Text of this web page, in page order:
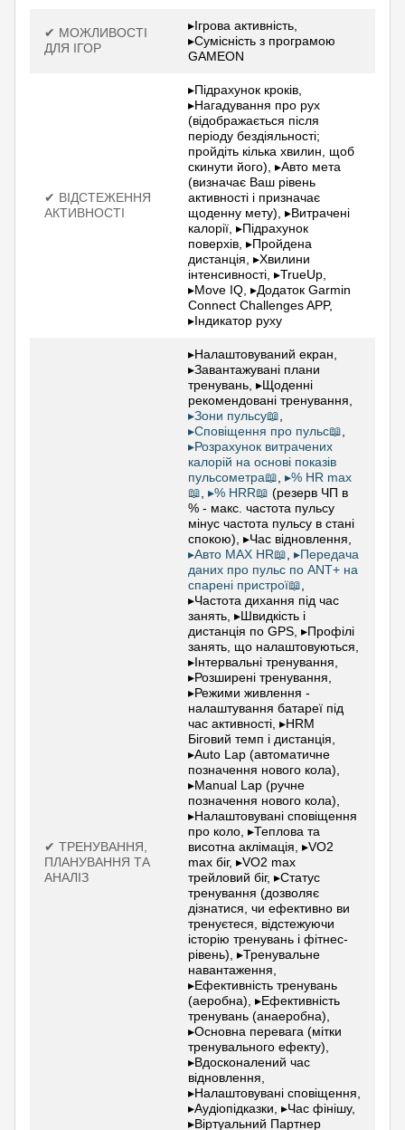
✔ МОЖЛИВОСТІ
ДЛЯ ІГОР
▸Ігрова активність,
▸Сумісність з програмою
GAMEON
✔ ВІДСТЕЖЕННЯ
АКТИВНОСТІ
▸Підрахунок кроків,
▸Нагадування про рух
(відображається після
періоду бездіяльності;
пройдіть кілька хвилин, щоб
скинути його), ▸Авто мета
(визначає Ваш рівень
активності і призначає
щоденну мету), ▸Витрачені
калорії, ▸Підрахунок
поверхів, ▸Пройдена
дистанція, ▸Хвилини
інтенсивності, ▸TrueUp,
▸Move IQ, ▸Додаток Garmin
Connect Challenges APP,
▸Індикатор руху
✔ ТРЕНУВАННЯ,
ПЛАНУВАННЯ ТА
АНАЛІЗ
▸Налаштовуваний екран,
▸Завантажувані плани
тренувань, ▸Щоденні
рекомендовані тренування,
▸Зони пульсу📖
▸Сповіщення про пульс📖
▸Розрахунок витрачених
калорій на основі показів
пульсометра📖 ▸% HR max
📖 ▸% HRR📖 (резерв ЧП в
% - макс. частота пульсу
мінус частота пульсу в стані
спокою), ▸Час відновлення,
▸Авто MAX HR📖 ▸Передача
даних про пульс по ANT+ на
спарені пристрої📖
▸Частота дихання під час
занять, ▸Швидкість і
дистанція по GPS, ▸Профілі
занять, що налаштовуються,
▸Інтервальні тренування,
▸Розширені тренування,
▸Режими живлення -
налаштування батареї під
час активності, ▸HRM
Біговий темп і дистанція,
▸Auto Lap (автоматичне
позначення нового кола),
▸Manual Lap (ручне
позначення нового кола),
▸Налаштовувані сповіщення
про коло, ▸Теплова та
висотна аклімація, ▸VO2
max біг, ▸VO2 max
трейловий біг, ▸Статус
тренування (дозволяє
дізнатися, чи ефективно ви
тренуєтеся, відстежуючи
історію тренувань і фітнес-
рівень), ▸Тренувальне
навантаження,
▸Ефективність тренувань
(аеробна), ▸Ефективність
тренувань (анаеробна),
▸Основна перевага (мітки
тренувального ефекту),
▸Вдосконалений час
відновлення,
▸Налаштовувані сповіщення,
▸Аудіопідказки, ▸Час фінішу,
▸Віртуальний Партнер